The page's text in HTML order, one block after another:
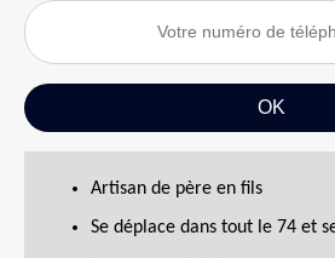
Artisan de père en fils
Se déplace dans tout le 74 et